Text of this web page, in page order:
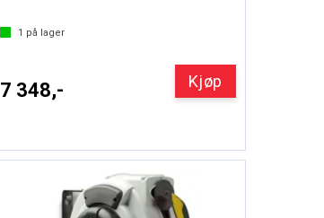
1 på lager
7 348,- Kjøp